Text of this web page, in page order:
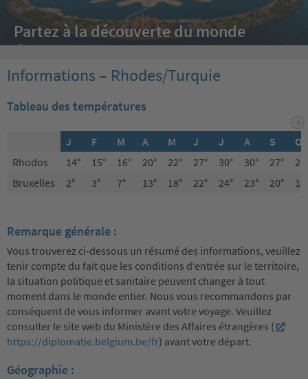
Partez à la découverte du monde
Informations – Rhodes/Turquie
Tableau des températures
J F M A M J J A S
O
Rhodos
14° 15° 16° 20° 22° 27° 30° 30° 27°
Bruxelles
2° 3° 7° 13° 18° 22° 24° 23° 20°
Remarque générale :
Vous trouverez ci-dessous un résumé des informations, veuillez
tenir compte du fait que les conditions d‘entrée sur le territoire,
la situation politique et sanitaire peuvent changer à tout
moment dans le monde entier. Nous vous recommandons par
conséquent de vous informer avant votre voyage. Veuillez
consulter le site web du Ministère des Affaires étrangères (
https://diplomatie.belgium.be/fr) avant votre départ.
Géographie :